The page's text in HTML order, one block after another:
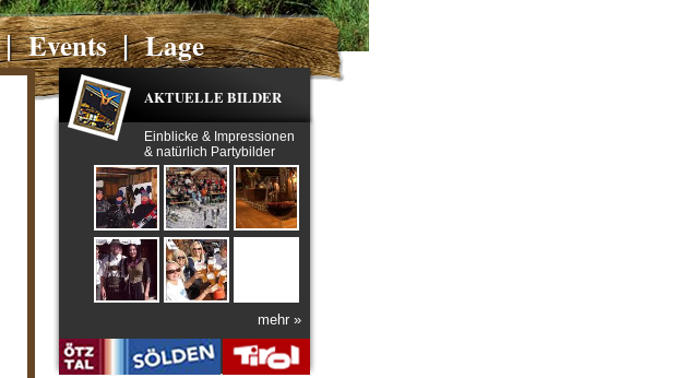
Events Lage
AKTUELLE BILDER
Einblicke & Impressionen
& natürlich Partybilder
mehr »